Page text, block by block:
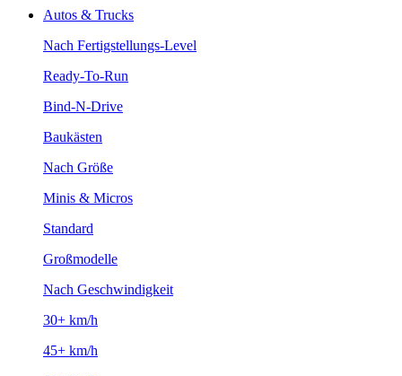
Autos & Trucks
Nach Fertigstellungs-Level
Ready-To-Run
Bind-N-Drive
Baukästen
Nach Größe
Minis & Micros
Standard
Großmodelle
Nach Geschwindigkeit
30+ km/h
45+ km/h